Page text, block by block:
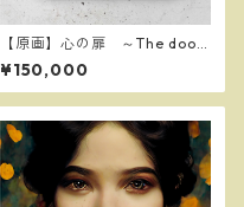
【原画】心の扉 ～The door
of my heart～
¥150,000